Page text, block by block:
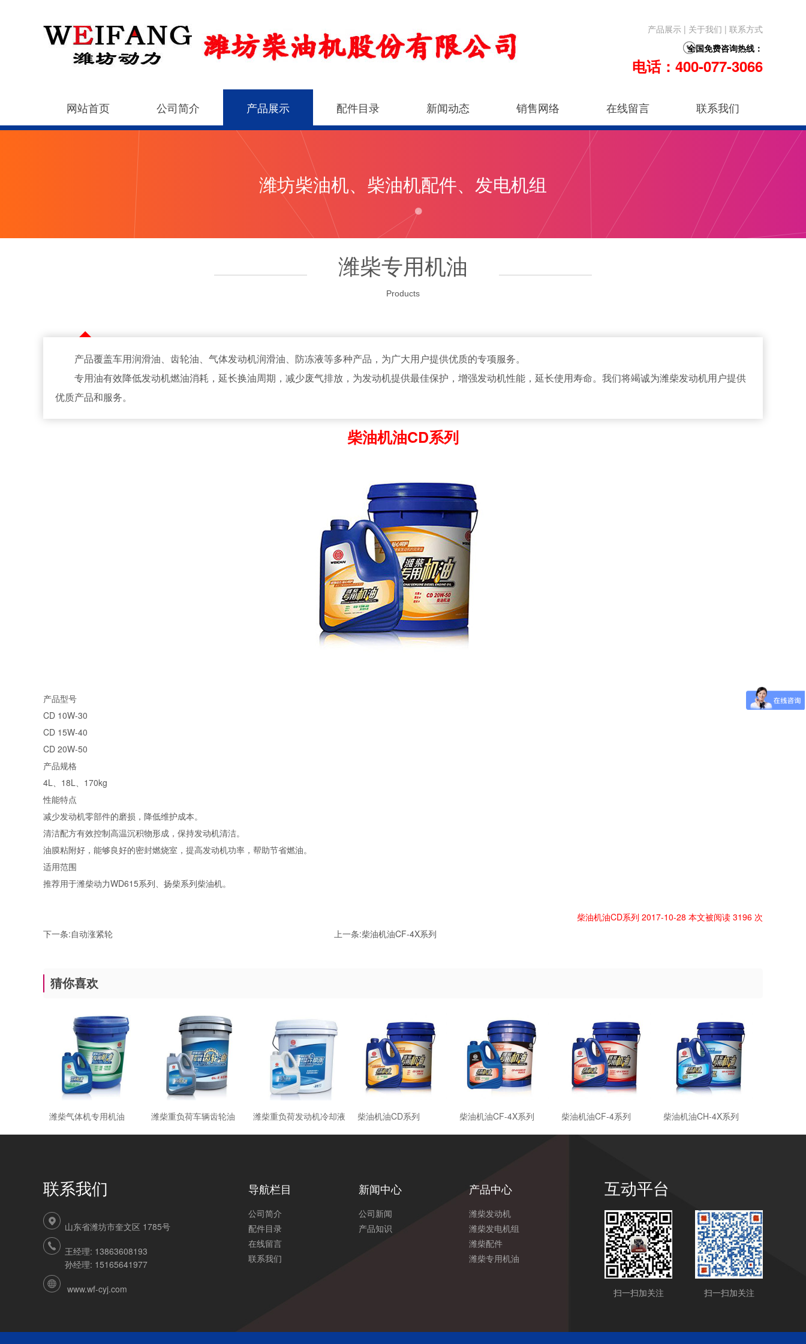
产品展示 | 关于我们 | 联系方式
全国免费咨询热线：
电话：400-077-3066
网站首页 公司简介 产品展示 配件目录 新闻动态 销售网络 在线留言 联系我们
潍坊柴油机、柴油机配件、发电机组
潍柴专用机油
Products
产品覆盖车用润滑油、齿轮油、气体发动机润滑油、防冻液等多种产品，为广大用户提供优质的专项服务。
专用油有效降低发动机燃油消耗，延长换油周期，减少废气排放，为发动机提供最佳保护，增强发动机性能，延长使用寿命。我们将竭诚为潍柴发动机用户提供
优质产品和服务。
柴油机油CD系列
产品型号
CD 10W-30
CD 15W-40
CD 20W-50
产品规格
4L、18L、170kg
性能特点
减少发动机零部件的磨损，降低维护成本。
清洁配方有效控制高温沉积物形成，保持发动机清洁。
油膜粘附好，能够良好的密封燃烧室，提高发动机功率，帮助节省燃油。
适用范围
推荐用于潍柴动力WD615系列、扬柴系列柴油机。
柴油机油CD系列 2017-10-28 本文被阅读 3196 次
下一条:自动涨紧轮 上一条:柴油机油CF-4X系列
猜你喜欢
潍柴气体机专用机油 潍柴重负荷车辆齿轮油 潍柴重负荷发动机冷却液 柴油机油CD系列 柴油机油CF-4X系列 柴油机油CF-4系列 柴油机油CH-4X系列
联系我们
山东省潍坊市奎文区 1785号
王经理: 13863608193
孙经理: 15165641977
www.wf-cyj.com
导航栏目
公司简介
配件目录
在线留言
联系我们
新闻中心
公司新闻
产品知识
产品中心
潍柴发动机
潍柴发电机组
潍柴配件
潍柴专用机油
互动平台
扫一扫加关注 扫一扫加关注